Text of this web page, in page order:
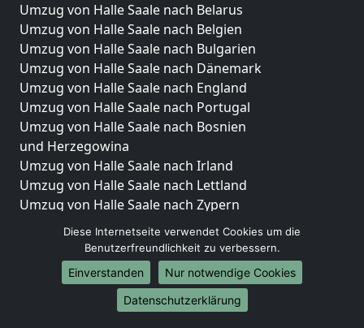
Umzug von Halle Saale nach Belarus
Umzug von Halle Saale nach Belgien
Umzug von Halle Saale nach Bulgarien
Umzug von Halle Saale nach Dänemark
Umzug von Halle Saale nach England
Umzug von Halle Saale nach Portugal
Umzug von Halle Saale nach Bosnien
und Herzegowina
Umzug von Halle Saale nach Irland
Umzug von Halle Saale nach Lettland
Umzug von Halle Saale nach Zypern
Umzug von Halle Saale nach Kroatien
Umzug von Halle Saale nach Estland
Umzug von Halle Saale nach Finnland
Umzug von Halle Saale nach Frankreich
Umzug von Halle Saale nach Griechenland
Diese Internetseite verwendet Cookies um die
Benutzerfreundlichkeit zu verbessern.
Einverstanden
Nur notwendige Cookies
Datenschutzerklärung